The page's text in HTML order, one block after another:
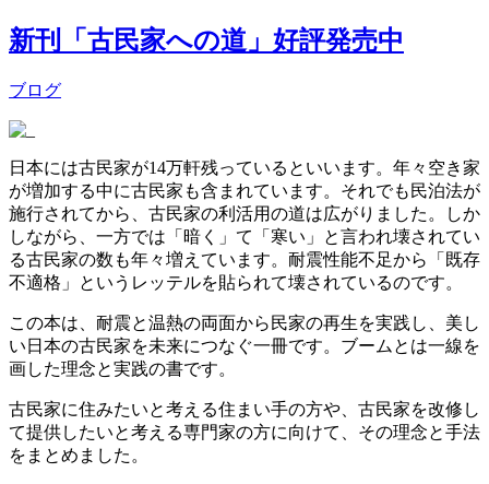
新刊「古民家への道」好評発売中
ブログ
日本には古民家が14万軒残っているといいます。年々空き家
が増加する中に古民家も含まれています。それでも民泊法が
施行されてから、古民家の利活用の道は広がりました。しか
しながら、一方では「暗く」て「寒い」と言われ壊されてい
る古民家の数も年々増えています。耐震性能不足から「既存
不適格」というレッテルを貼られて壊されているのです。
この本は、耐震と温熱の両面から民家の再生を実践し、美し
い日本の古民家を未来につなぐ一冊です。ブームとは一線を
画した理念と実践の書です。
古民家に住みたいと考える住まい手の方や、古民家を改修し
て提供したいと考える専門家の方に向けて、その理念と手法
をまとめました。